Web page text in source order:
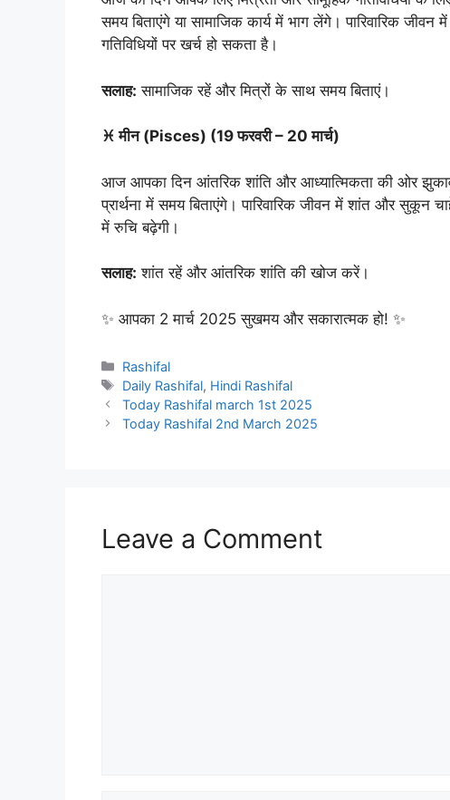
समय बिताएंगे या सामाजिक कार्य में भाग लेंगे। पारिवारिक
गतिविधियों पर खर्च हो सकता है।
सलाह: सामाजिक रहें और मित्रों के साथ समय बिताएं।
♓ मीन (Pisces) (19 फरवरी – 20 मार्च)
आज आपका दिन आंतरिक शांति और आध्यात्मिकता की ओर
प्रार्थना में समय बिताएंगे। पारिवारिक जीवन में शांत और सुकून
में रुचि बढ़ेगी।
सलाह: शांत रहें और आंतरिक शांति की खोज करें।
✨ आपका 2 मार्च 2025 सुखमय और सकारात्मक हो! ✨
Categories
Rashifal
Tags
Daily Rashifal, Hindi Rashifal
Today Rashifal march 1st 2025
Today Rashifal 2nd March 2025
Leave a Comment